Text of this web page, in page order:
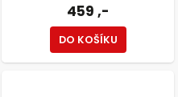
459 ,-
DO KOŠÍKU